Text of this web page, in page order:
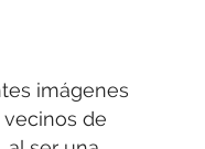
imágenes
de